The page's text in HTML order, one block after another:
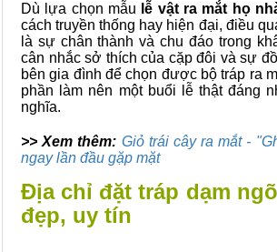
Dù lựa chọn mẫu lễ vật ra mắt họ
cách truyền thống hay hiện đại, điều
là sự chân thành và chu đáo trong
cân nhắc sở thích của cặp đôi và sự
bên gia đình để chọn được bộ tráp ra
phần làm nên một buổi lễ thật đáng
nghĩa.
>> Xem thêm: Giỏ trái cây ra mắt -
ngay lần đầu gặp mặt
Địa chỉ đặt tráp dạm
đẹp, uy tín